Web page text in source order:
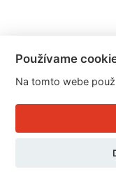
Používame
Na tomto webe